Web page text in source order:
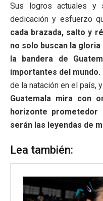
Sus logros actuales y
dedicación y esfuerzo
cada brazada, salto y
no solo buscan la
la bandera de
importantes del mundo.
de la natación en el país,
Guatemala mira con
horizonte
serán las leyendas de
Lea también: